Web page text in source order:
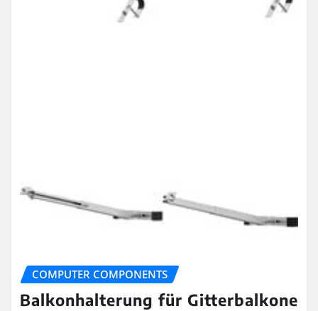
COMPUTER COMPONENTS
Balkonhalterung für Gitterbalkone